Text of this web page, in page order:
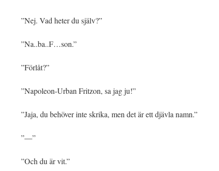
”Nej. Vad heter du själv?”
”Na..ba..F…son.”
”Förlåt?”
”Napoleon-Urban Fritzon, sa jag ju!”
”Jaja, du behöver inte skrika, men det är ett djävla namn.”
”—”
”Och du är vit.”